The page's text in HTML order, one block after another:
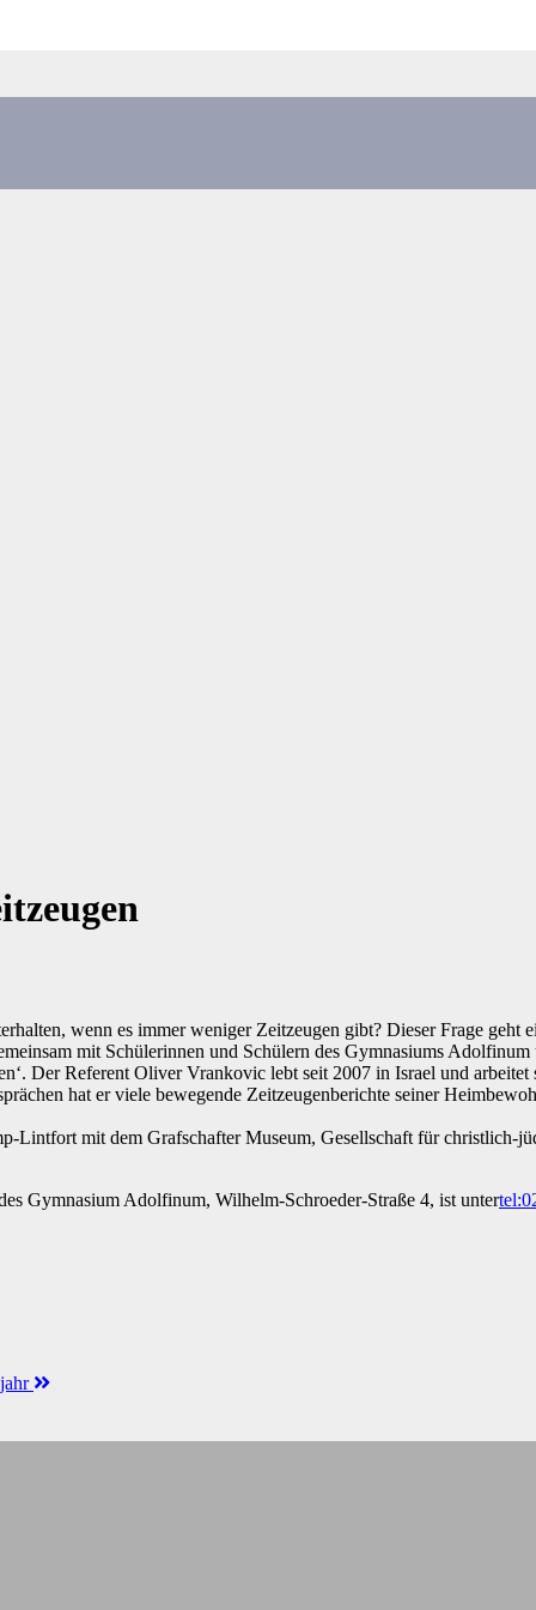
wenn es immer weniger Zeitzeugen gibt? Dieser Frage
mit Schülerinnen und Schülern des Gymnasiums
Der Referent Oliver Vrankovic lebt seit 2007 in Israel und
hat er viele bewegende Zeitzeugenberichte seiner
mit dem Grafschafter Museum, Gesellschaft für christlich-
Gymnasium Adolfinum, Wilhelm-Schroeder-Straße 4, ist unter